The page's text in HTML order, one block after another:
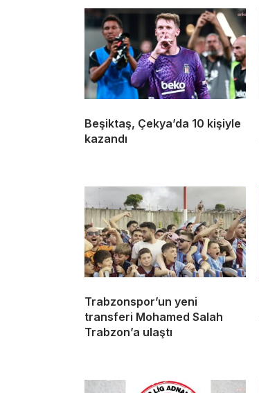
Beşiktaş, Çekya’da 10 kişiyle
kazandı
Trabzonspor’un yeni
transferi Mohamed Salah
Trabzon’a ulaştı